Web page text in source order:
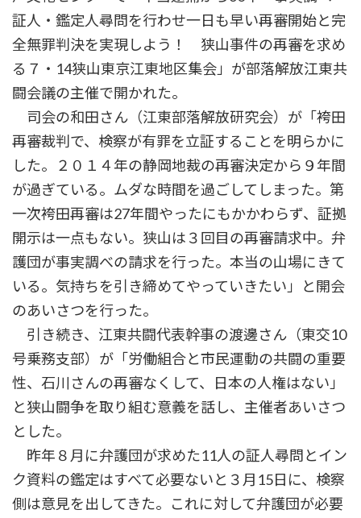
証人・鑑定人尋問を行わせ一日も早い再審開始と完
全無罪判決を実現しよう！ 狭山事件の再審を求め
る７・14狭山東京江東地区集会」が部落解放江東共
闘会議の主催で開かれた。
司会の和田さん（江東部落解放研究会）が「袴田
再審裁判で、検察が有罪を立証することを明らかに
した。２０１４年の静岡地裁の再審決定から９年間
が過ぎている。ムダな時間を過ごしてしまった。第
一次袴田再審は27年間やったにもかかわらず、証拠
開示は一点もない。狭山は３回目の再審請求中。弁
護団が事実調べの請求を行った。本当の山場にきて
いる。気持ちを引き締めてやっていきたい」と開会
のあいさつを行った。
引き続き、江東共闘代表幹事の渡邊さん（東交10
号乗務支部）が「労働組合と市民運動の共闘の重要
性、石川さんの再審なくして、日本の人権はない」
と狭山闘争を取り組む意義を話し、主催者あいさつ
とした。
昨年８月に弁護団が求めた11人の証人尋問とイン
ク資料の鑑定はすべて必要ないと３月15日に、検察
側は意見を出してきた。これに対して弁護団が必要